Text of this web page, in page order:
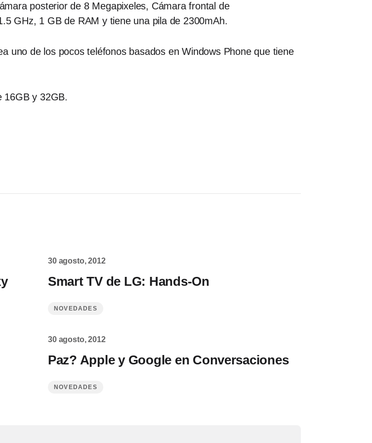
posterior de 8 Megapixeles, Cámara frontal de
GHz, 1 GB de RAM y tiene una pila de 2300mAh.
uno de los pocos teléfonos basados en Windows Phone que tiene
16GB y 32GB.
30 agosto, 2012
Smart TV de LG: Hands-On
NOVEDADES
30 agosto, 2012
Paz? Apple y Google en Conversaciones
NOVEDADES